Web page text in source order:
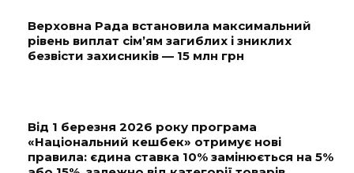
Верховна Рада встановила максимальний
рівень виплат сім’ям загиблих і зниклих
безвісти захисників — 15 млн грн
Від 1 березня 2026 року програма
«Національний кешбек» отримує нові
правила: єдина ставка 10% замінюється на 5%